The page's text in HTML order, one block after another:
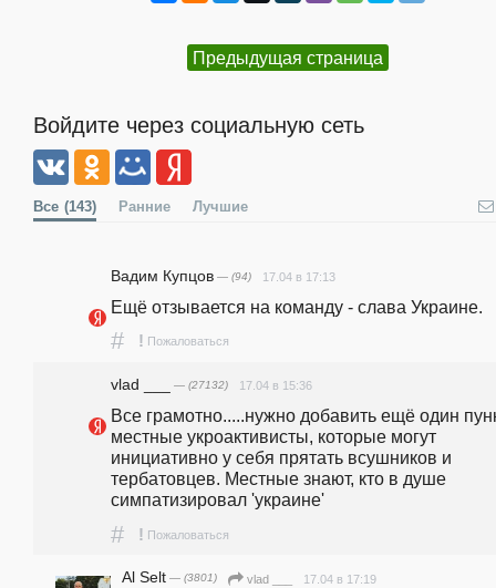
Предыдущая страница
Войдите через социальную сеть
Все (143) Ранние Лучшие
Вадим Купцов — (94) 17.04 в 17:13
Ещё отзывается на команду - слава Украине.
# ! Пожаловаться
vlad ___ — (27132) 17.04 в 15:36
Все грамотно.....нужно добавить ещё один
местные укроактивисты, которые могут
инициативно у себя прятать всушников и
тербатовцев. Местные знают, кто в душе
симпатизировал 'украине'
# ! Пожаловаться
Al Selt — (3801) vlad ___ 17.04 в 17:19